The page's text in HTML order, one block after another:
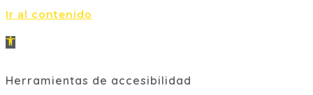
Ir al contenido
Abrir
de
Herramientas de accesibilidad